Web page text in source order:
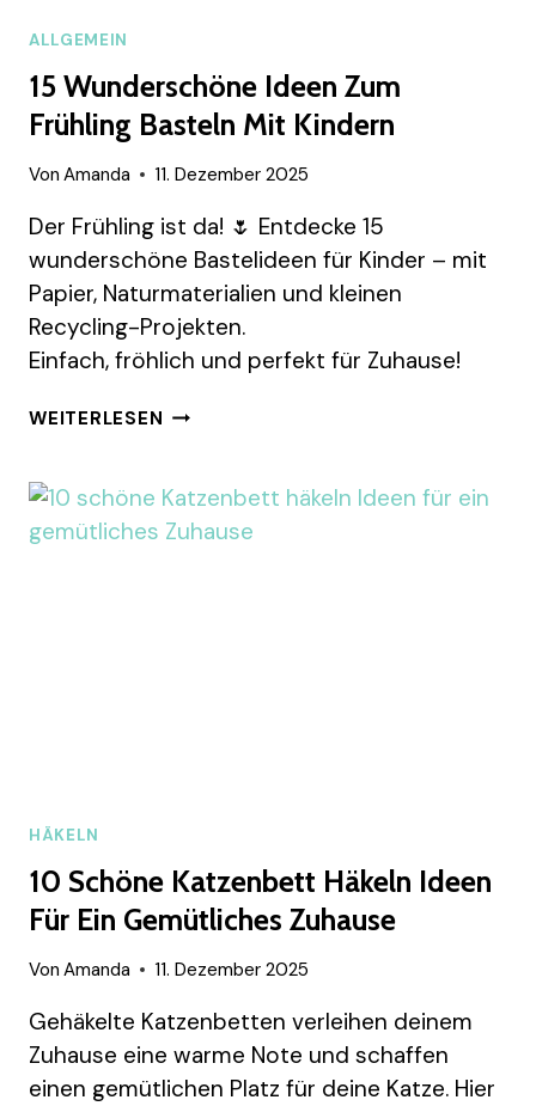
ALLGEMEIN
15 Wunderschöne Ideen Zum
Frühling Basteln Mit Kindern
Von Amanda 11. Dezember 2025
Der Frühling ist da! 🌷 Entdecke 15
wunderschöne Bastelideen für Kinder – mit
Papier, Naturmaterialien und kleinen
Recycling-Projekten.
Einfach, fröhlich und perfekt für Zuhause!
WEITERLESEN 15
ZUM
FRÜHLING
BASTELN
HÄKELN
10 Schöne Katzenbett Häkeln Ideen
Für Ein Gemütliches Zuhause
Von Amanda 11. Dezember 2025
Gehäkelte Katzenbetten verleihen deinem
Zuhause eine warme Note und schaffen
einen gemütlichen Platz für deine Katze. Hier